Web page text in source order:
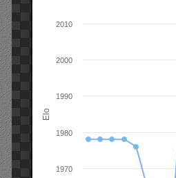
Elo
1970
1980
1990
2000
2010